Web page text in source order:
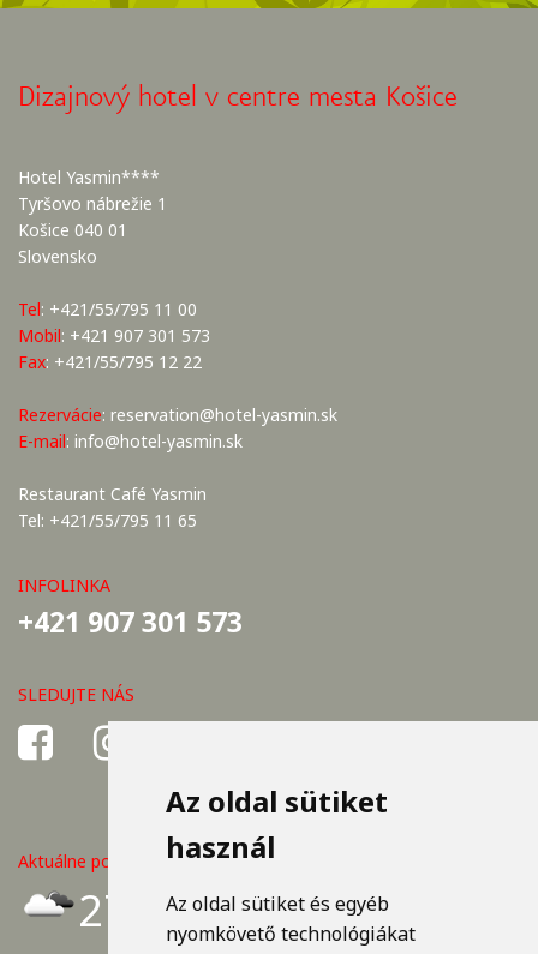
Az oldal sütiket
használ
Az oldal sütiket és egyéb
nyomkövető technológiákat
Dizajnový hotel v centre mesta Košice
Hotel Yasmin****
Tyršovo nábrežie 1
Košice 040 01
Slovensko
Tel: +421/55/795 11 00
Mobil: +421 907 301 573
Fax: +421/55/795 12 22
Rezervácie: reservation@hotel-yasmin.sk
E-mail: info@hotel-yasmin.sk
Restaurant Café Yasmin
Tel: +421/55/795 11 65
INFOLINKA
+421 907 301 573
SLEDUJTE NÁS
Aktuálne počasie v Košiciach
27°C